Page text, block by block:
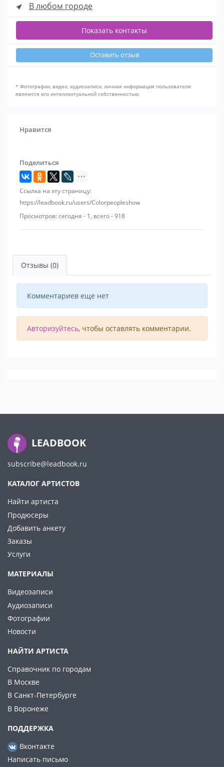
В любом городе
Показать контакты
Оставить отзыв
* Фотографии, видео, аудиозаписи, личная информация пользователя
являются его интеллектуальной собственностью.
Нравится
Поделиться
Ссылка на эту страницу:
https://leadbook.ru/users/Colorpeopleshow
Просмотров: сегодня - 1, всего - 918
Отзывы (0)
Комментариев еще нет
Авторизуйтесь, чтобы оставлять комментарии.
LEADBOOK
subscribe@leadbook.ru
КАТАЛОГ АРТИСТОВ
Найти артиста
Продюсеры
Добавить анкету
Заказы
Услуги
МАТЕРИАЛЫ
Видеозаписи
Аудиозаписи
Фотографии
Новости
НАЙТИ АРТИСТА
Справочник по городам
В Москве
В Санкт-Петербурге
В Воронеже
ПОДДЕРЖКА
Вконтакте
Написать письмо